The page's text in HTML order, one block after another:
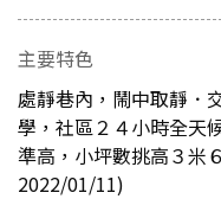
主要特色
處靜巷內，鬧中取靜．
學，社區２４小時全天
準高，小坪數挑高３米
2022/01/11)